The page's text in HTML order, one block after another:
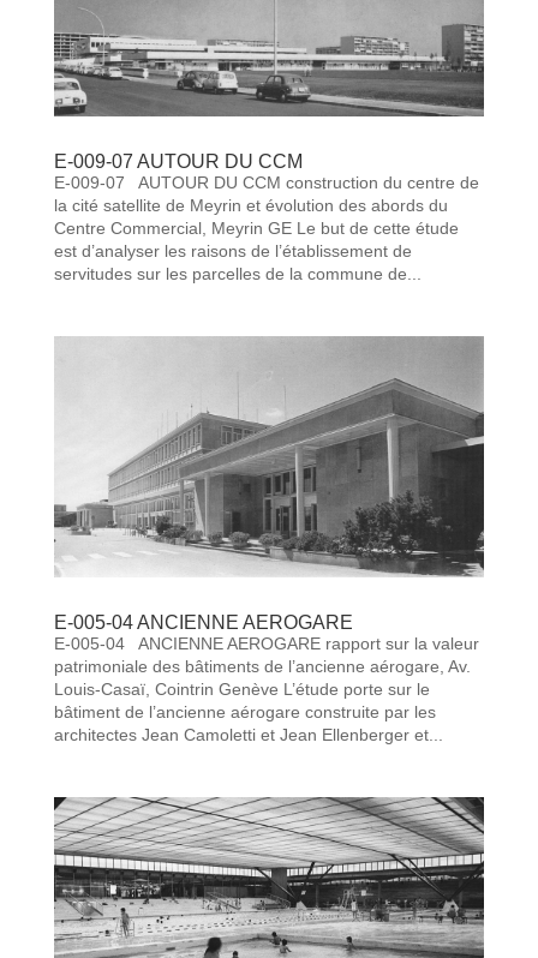
E-009-07 AUTOUR DU CCM
E-009-07 AUTOUR DU CCM construction du centre de
la cité satellite de Meyrin et évolution des abords du
Centre Commercial, Meyrin GE Le but de cette étude
est d’analyser les raisons de l’établissement de
servitudes sur les parcelles de la commune de...
E-005-04 ANCIENNE AEROGARE
E-005-04 ANCIENNE AEROGARE rapport sur la valeur
patrimoniale des bâtiments de l’ancienne aérogare, Av.
Louis-Casaï, Cointrin Genève L’étude porte sur le
bâtiment de l’ancienne aérogare construite par les
architectes Jean Camoletti et Jean Ellenberger et...